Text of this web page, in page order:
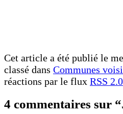
Cet article a été publié le
classé dans Communes
réactions par le flux RSS 2.0
4 commentaires sur